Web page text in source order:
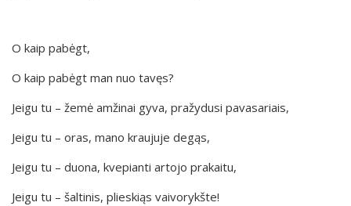
O kaip pabėgt,
O kaip pabėgt man nuo tavęs?
Jeigu tu – žemė amžinai gyva, pražydusi pavasariais,
Jeigu tu – oras, mano kraujuje degąs,
Jeigu tu – duona, kvepianti artojo prakaitu,
Jeigu tu – šaltinis, plieskiąs vaivorykšte!